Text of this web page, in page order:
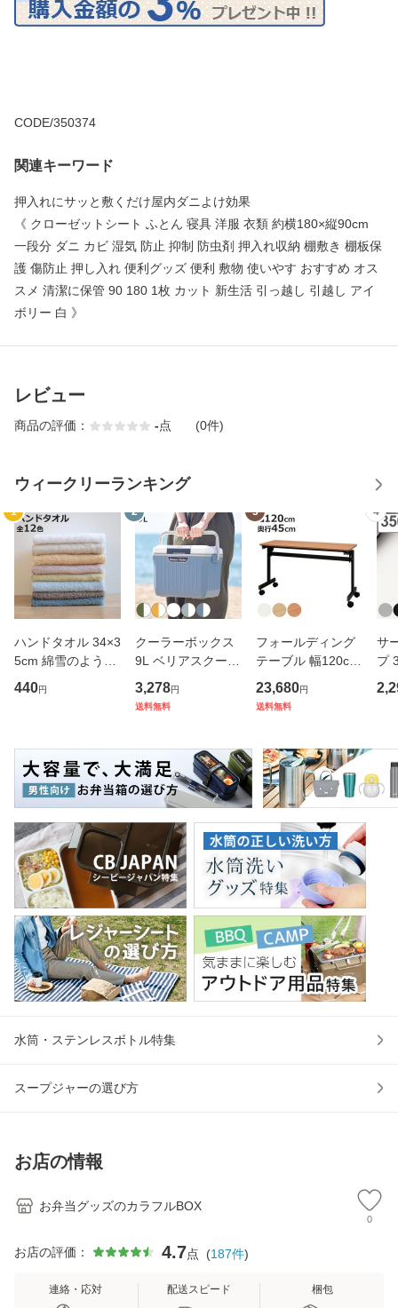
CODE/350374
関連キーワード
押入れにサッと敷くだけ屋内ダニよけ効果
《 クローゼットシート ふとん 寝具 洋服 衣類 約横180×縦90cm
一段分 ダニ カビ 湿気 防止 抑制 防虫剤 押入れ収納 棚敷き 棚板保
護 傷防止 押し入れ 便利グッズ 便利 敷物 使いやす おすすめ オス
スメ 清潔に保管 90 180 1枚 カット 新生活 引っ越し 引越し アイ
ボリー 白 》
レビュー
商品の評価： -点 (0件)
ウィークリーランキング
1
ハンドタオル 34×3
5cm 綿雪のような
タオル ベルベット
カラー （ タオル
ンカチ 洗面タオル
綿 コッ
440円
2
クーラーボックス
9L ベリアスクーラ
ー ハードタイプ （
保冷 クーラーBOX
ックス 9リットル
キャン
3,278円
送料無料
3
フォールディング
テーブル 幅120cm
奥行き45cm キャ
スター付き 折りた
ッキング 会議机 ミ
ーティング
23,680円
送料無料
4
サ
プ
フ
ス
マ
保
水筒・ステンレスボトル特集
スープジャーの選び方
お店の情報
お弁当グッズのカラフルBOX
0
お店の評価： 4.7点 (187件)
連絡・応対 配送スピード 梱包